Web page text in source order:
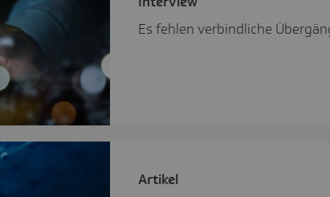
Es fehlen verbindliche
Artikel